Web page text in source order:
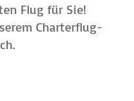
Flug für Sie!
Charterflug-